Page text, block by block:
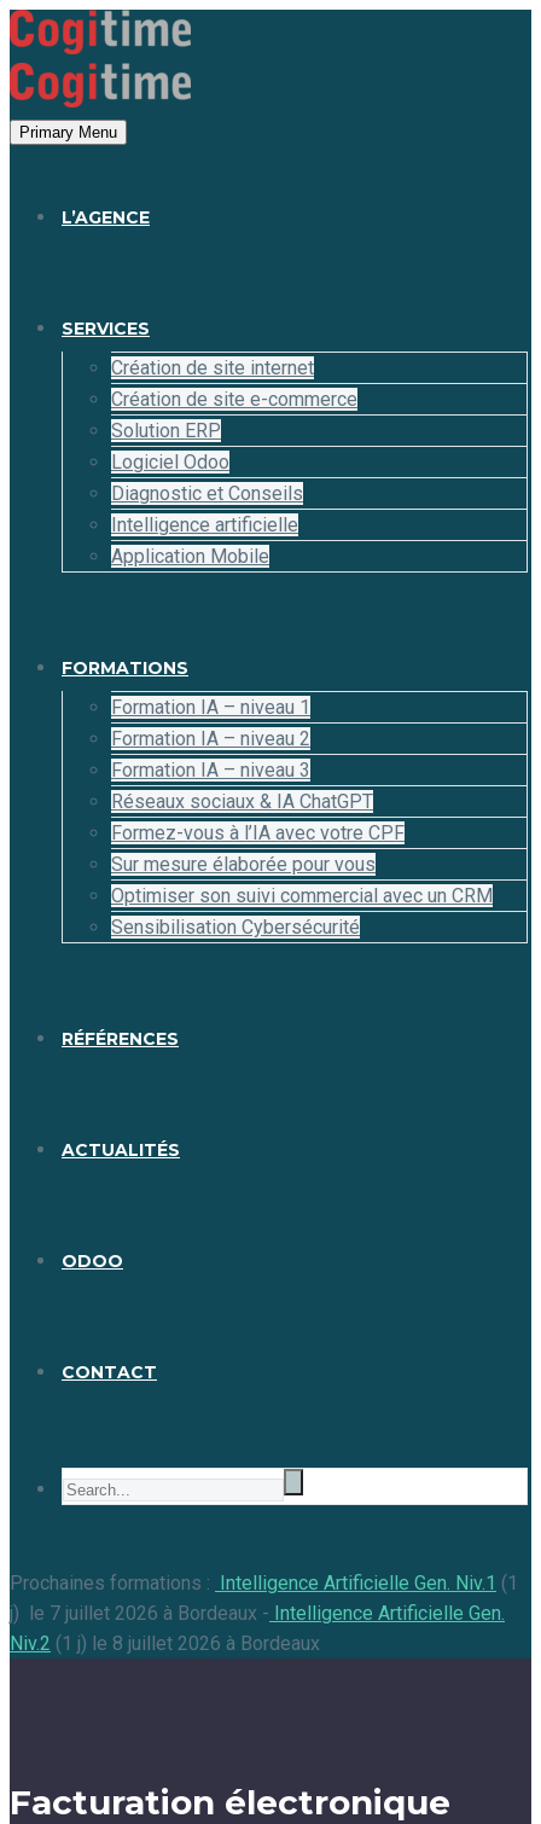
Primary Menu
L’AGENCE
SERVICES
Création de site internet
Création de site e-commerce
Solution ERP
Logiciel Odoo
Diagnostic et Conseils
Intelligence artificielle
Application Mobile
FORMATIONS
Formation IA – niveau 1
Formation IA – niveau 2
Formation IA – niveau 3
Réseaux sociaux & IA ChatGPT
Formez-vous à l’IA avec votre CPF
Sur mesure élaborée pour vous
Optimiser son suivi commercial avec un CRM
Sensibilisation Cybersécurité
RÉFÉRENCES
ACTUALITÉS
ODOO
CONTACT
Prochaines formations : Intelligence Artificielle Gen. Niv.1 (1
j) le 7 juillet 2026 à Bordeaux - Intelligence Artificielle Gen.
Niv.2 (1 j) le 8 juillet 2026 à Bordeaux
Facturation électronique
Panneau de gestion des cookies